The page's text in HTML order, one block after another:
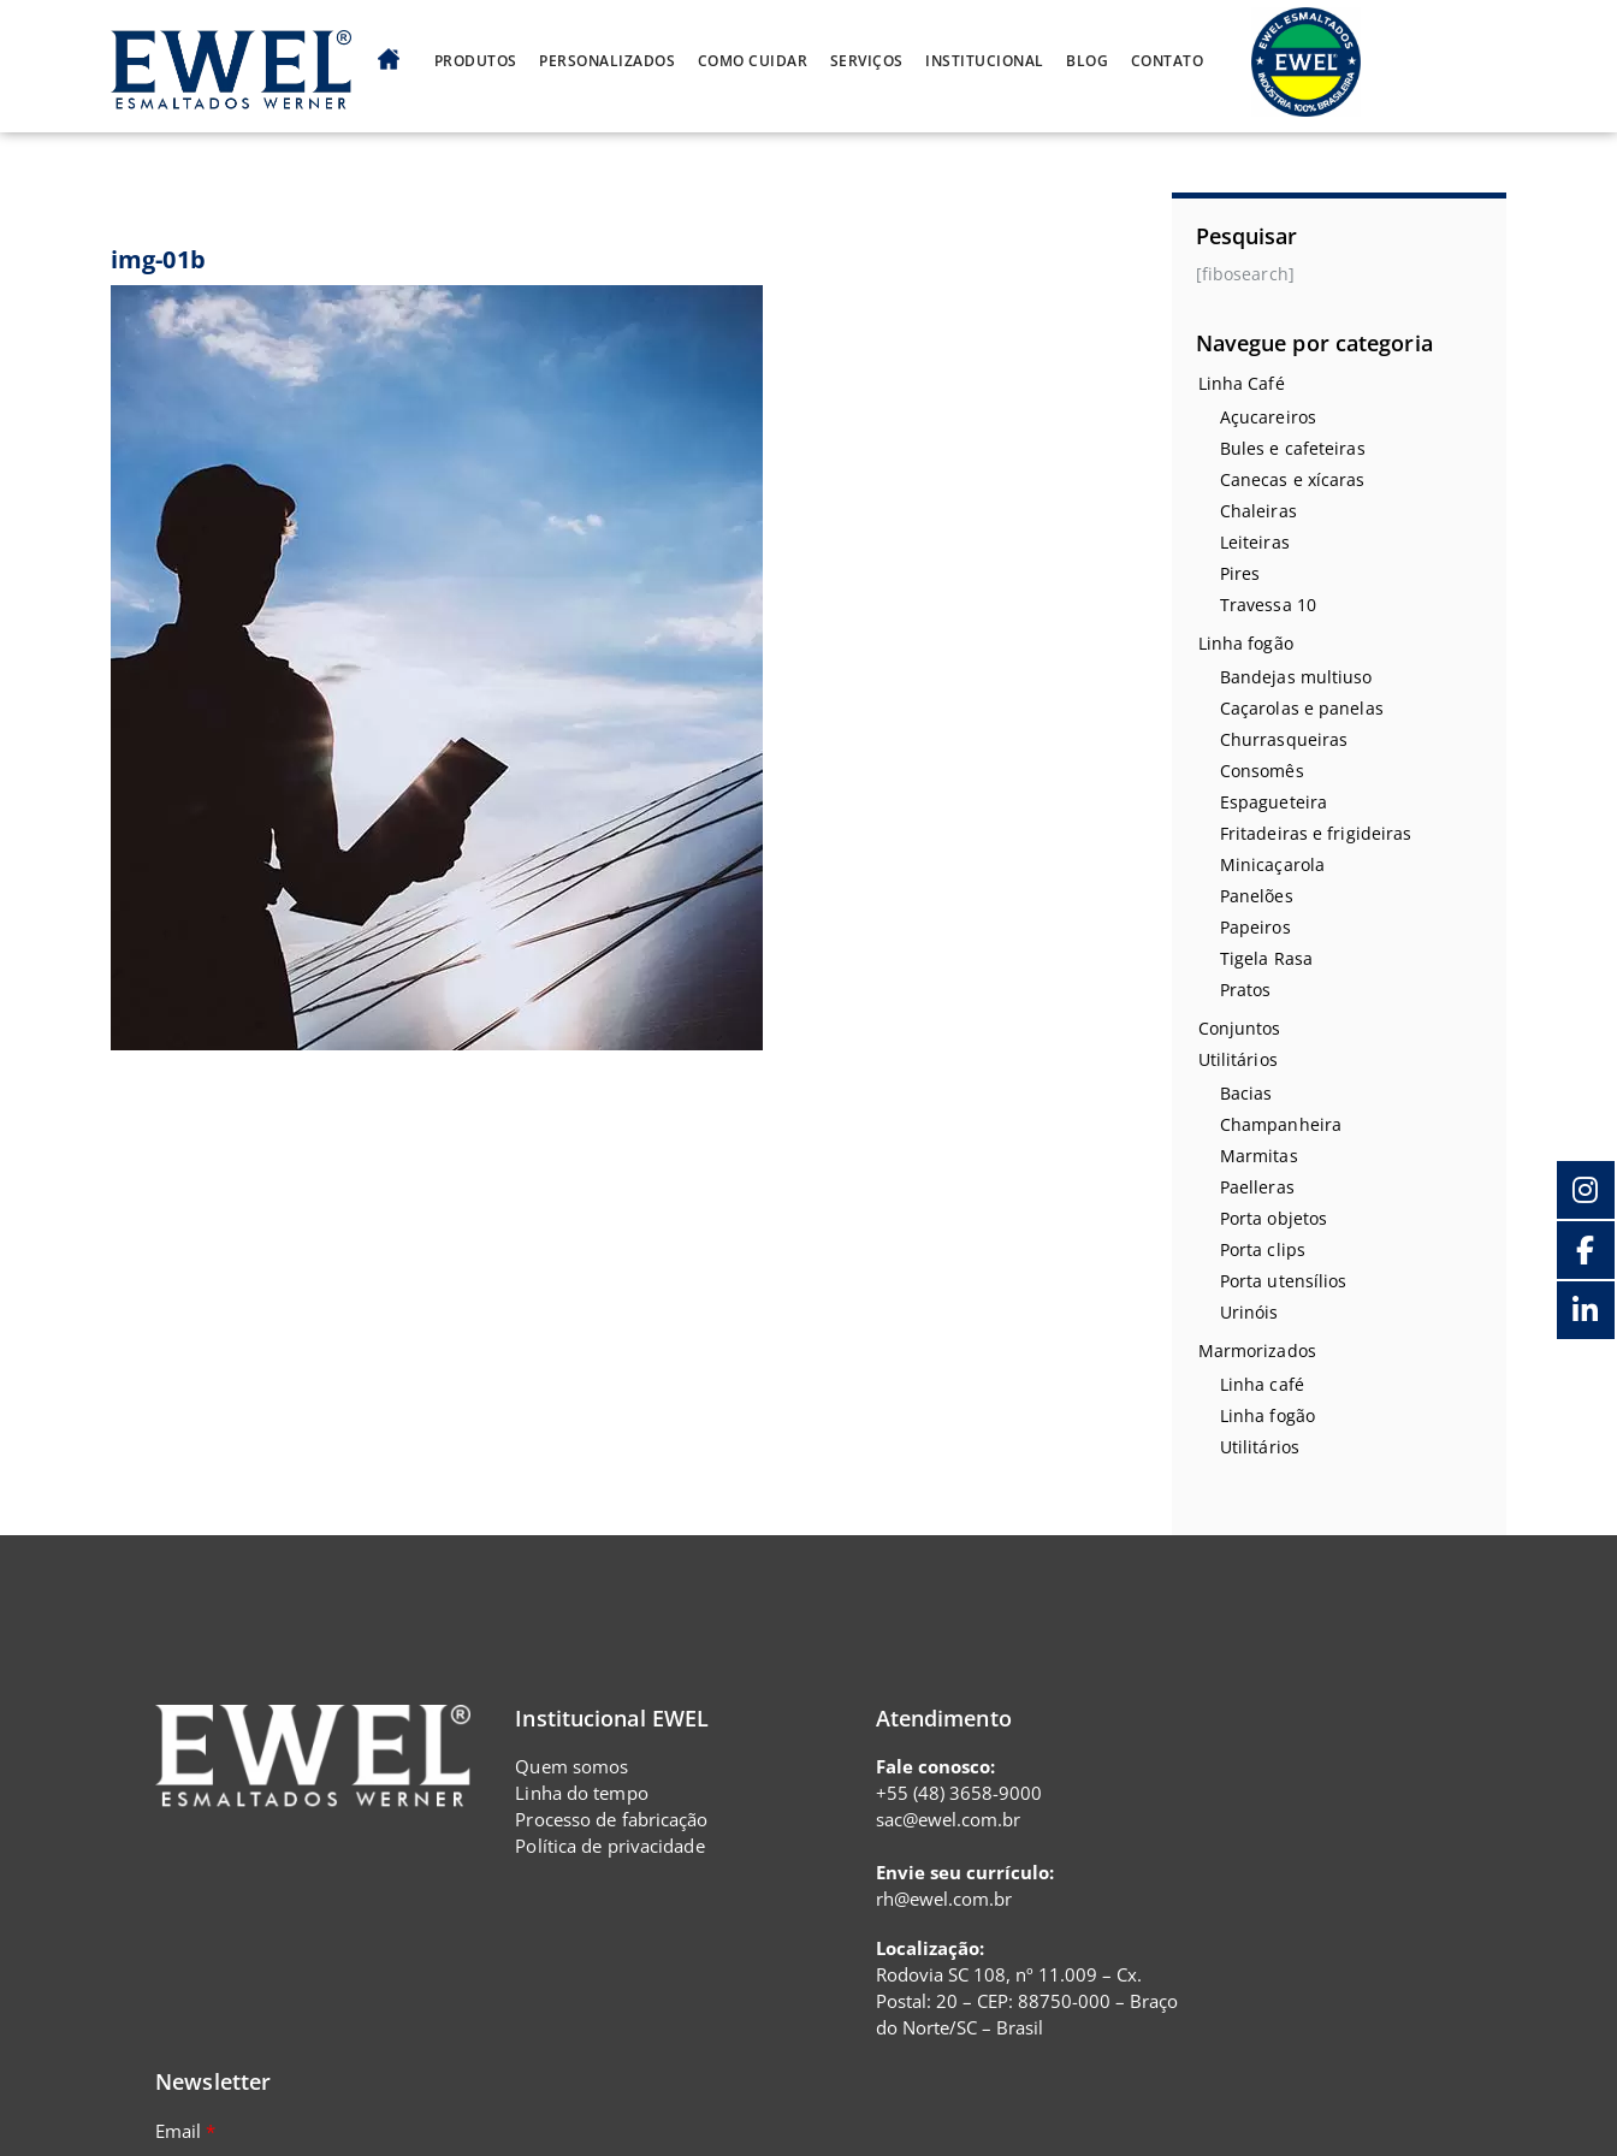
PRODUTOS PERSONALIZADOS COMO CUIDAR SERVIÇOS INSTITUCIONAL BLOG CONTATO
img-01b
Pesquisar
[fibosearch]
Navegue por categoria
Linha Café
Açucareiros
Bules e cafeteiras
Canecas e xícaras
Chaleiras
Leiteiras
Pires
Travessa 10
Linha fogão
Bandejas multiuso
Caçarolas e panelas
Churrasqueiras
Consomês
Espagueteira
Fritadeiras e frigideiras
Minicaçarola
Panelões
Papeiros
Tigela Rasa
Pratos
Conjuntos
Utilitários
Bacias
Champanheira
Marmitas
Paelleras
Porta objetos
Porta clips
Porta utensílios
Urinóis
Marmorizados
Linha café
Linha fogão
Utilitários
Institucional EWEL
Quem somos
Linha do tempo
Processo de fabricação
Política de privacidade
Atendimento
Fale conosco:
+55 (48) 3658-9000
sac@ewel.com.br
Envie seu currículo:
rh@ewel.com.br
Localização:
Rodovia SC 108, nº 11.009 – Cx.
Postal: 20 – CEP: 88750-000 – Braço
do Norte/SC – Brasil
Newsletter
Email*